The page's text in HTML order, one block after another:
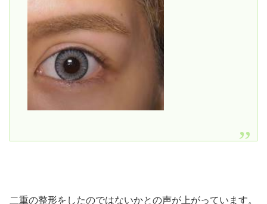
二重の整形をしたのではないかとの声が上がっています。